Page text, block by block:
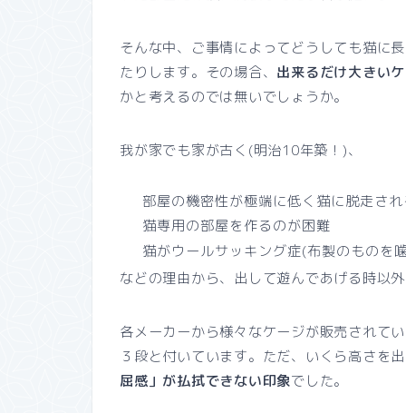
そんな中、ご事情によってどうしても猫に
たりします。その場合、 出来るだけ大きい
かと考えるのでは無いでしょうか。
我が家でも家が古く(明治10年築！)、
部屋の機密性が極端に低く猫に脱走さ
猫専用の部屋を作るのが困難
猫がウールサッキング症(布製のものを
などの理由から、出して遊んであげる時以
各メーカーから様々なケージが販売されて
３段と付いています。ただ、いくら高さを
屈感」が払拭できない印象でした。